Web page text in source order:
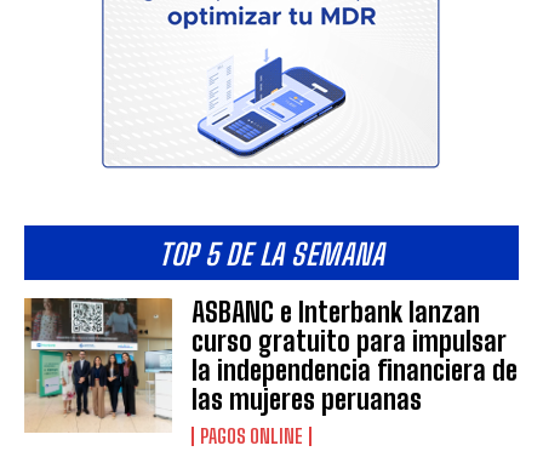
TOP 5 DE LA SEMANA
ASBANC e Interbank lanzan
curso gratuito para impulsar
la independencia financiera de
las mujeres peruanas
PAGOS ONLINE